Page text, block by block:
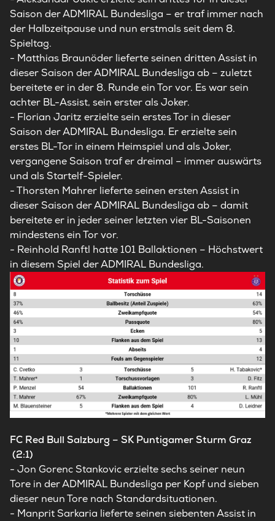
Saison der ADMIRAL Bundesliga – er traf immer nach
der Halbzeitpause und nun erstmals seit dem 8.
Spieltag.
- Matthias Braunöder lieferte seinen dritten Assist in
dieser Saison der ADMIRAL Bundesliga ab – zuletzt
bereitete er in der 8. Runde ein Tor vor. Es war sein
achter BL-Assist, sein erster als Joker.
- Florian Jaritz erzielte sein erstes Tor in dieser
Saison der ADMIRAL Bundesliga. Er erzielte sein
erstes BL-Tor in einem Heimspiel und als Joker,
vergangene Saison traf er dreimal – immer auswärts
und als Startelf-Spieler.
- Thorsten Mahrer lieferte seinen ersten Assist in
dieser Saison der ADMIRAL Bundesliga ab – damit
bereitete er in jeder seiner letzten vier BL-Saisonen
mindestens ein Tor vor.
- Reinhold Ranftl hatte 101 Ballaktionen – Höchstwert
in diesem Spiel der ADMIRAL Bundesliga.
FC Red Bull Salzburg – SK Puntigamer Sturm Graz
(2:1)
- Jon Gorenc Stankovic erzielte sechs seiner neun
Tore in der ADMIRAL Bundesliga per Kopf und sieben
dieser neun Tore nach Standardsituationen.
- Manprit Sarkaria lieferte seinen siebenten Assist in